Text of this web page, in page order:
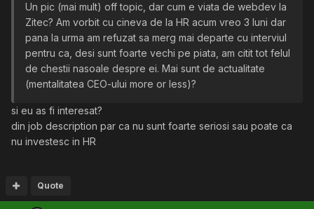
Un pic (mai mult) off topic, dar cum e viata de webdev la
Zitec? Am vorbit cu cineva de la HR acum vreo 3 luni dar
pana la urma am refuzat sa merg mai departe cu interviul
pentru ca, desi sunt foarte vechi pe piata, am citit tot felul
de chestii nasoale despre ei. Mai sunt de actualitate
(mentalitatea CEO-ului more or less)?
si eu as fi interesat?
din job description par ca nu sunt foarte seriosi sau poate ca
nu investesc in HR
Quote